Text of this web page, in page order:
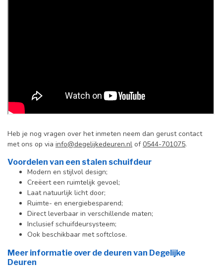
Heb je nog vragen over het inmeten neem dan gerust contact
met ons op via info@degelijkedeuren.nl of0544-701075.
Voordelen van een stalen schuifdeur
Modern en stijlvol design;
Creëert een ruimtelijk gevoel;
Laat natuurlijk licht door;
Ruimte- en energiebesparend;
Direct leverbaar in verschillende maten;
Inclusief schuifdeursysteem;
Ook beschikbaar met softclose.
Meer informatie over de deuren van Degelijke
Deuren